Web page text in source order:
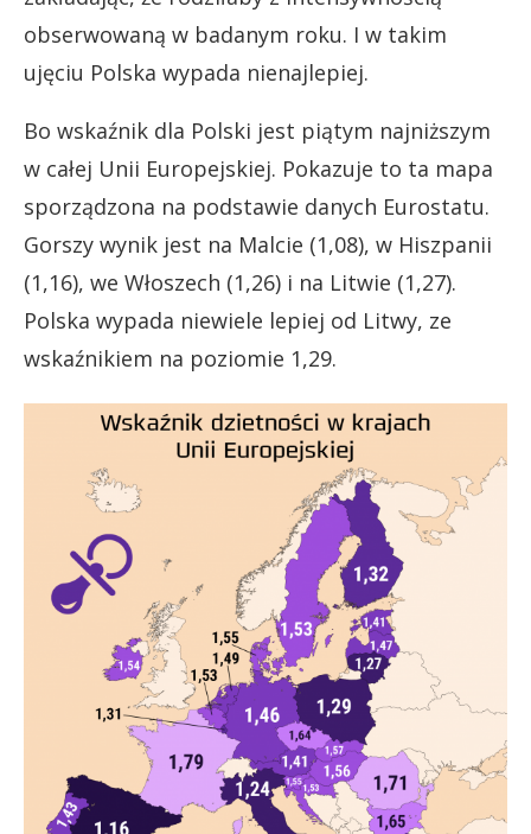
obserwowaną w badanym roku. I w takim
ujęciu Polska wypada nienajlepiej.
Bo wskaźnik dla Polski jest piątym najniższym
w całej Unii Europejskiej. Pokazuje to ta mapa
sporządzona na podstawie danych Eurostatu.
Gorszy wynik jest na Malcie (1,08), w Hiszpanii
(1,16), we Włoszech (1,26) i na Litwie (1,27).
Polska wypada niewiele lepiej od Litwy, ze
wskaźnikiem na poziomie 1,29.